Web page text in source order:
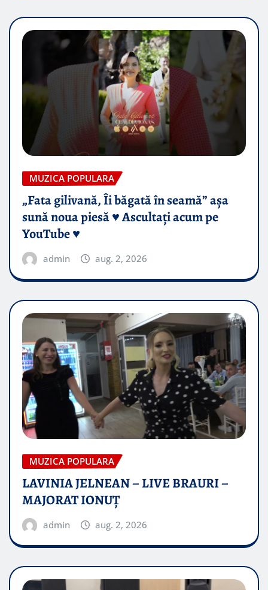
MUZICA POPULARA
„Fata gilivană, Îi băgată în seamă” așa
sună noua piesă ♥️ Ascultați acum pe
YouTube ♥️
admin aug. 2, 2026
MUZICA POPULARA
LAVINIA JELNEAN – LIVE BRAURI –
MAJORAT IONUŢ
admin aug. 2, 2026